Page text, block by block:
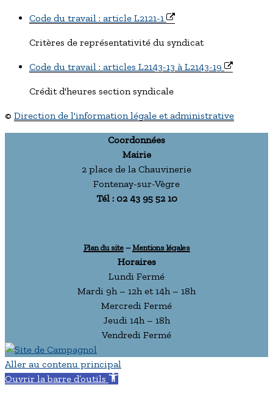
Code du travail : article L2121-1
Critères de représentativité du syndicat
Code du travail : articles L2143-13 à L2143-19
Crédit d'heures section syndicale
© Direction de l'information légale et administrative
Coordonnées
Mairie
2 place de la Chauvinerie
Fontenay-sur-Vègre
Tél : 02 43 95 52 10
Plan du site– Mentions légales
Horaires
Lundi Fermé
Mardi 9h – 12h et 14h – 18h
Mercredi Fermé
Jeudi 14h – 18h
Vendredi Fermé
Aller au contenu principal
Ouvrir la barre d’outils